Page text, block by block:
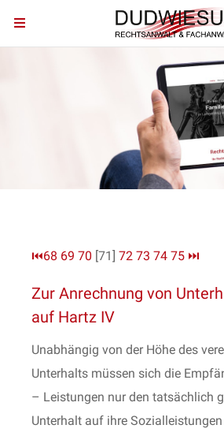
⏮68 69 70 [71] 72 73 74 75 ⏭
Zur Anrechnung von
auf Hartz IV
Unabhängig von der Höhe des
Unterhalts müssen sich die
– Leistungen nur den tatsächlich
Unterhalt auf ihre